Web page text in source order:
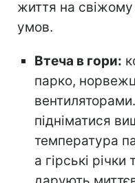
життя на свіжому
умов.
Втеча в гори:
парко,
підніматися
температура
а гірські